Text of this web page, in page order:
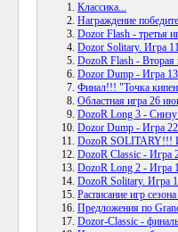
Классика...
Награждение
Dozor Flash - третья
Dozor Solitary. Игра
DozoR Flash -
Dozor Dump - Игра
Финал!!! "Точка
Областная игра 26
DozoR Long 3 -
Dozor Dump - Игра
DozoR SOLITARY!!!
DozoR Classic - Игра
DozoR Long 2 - Игра
DozoR Solitary. Игра
Расписание игр
Предложения по
Dozor-Classic -